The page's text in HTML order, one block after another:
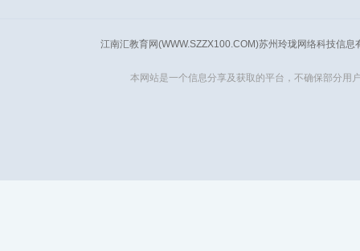
江南汇教育网(WWW.SZZX100.COM)苏州玲珑网络科技信
本网站是一个信息分享及获取的平台，不确保部分用